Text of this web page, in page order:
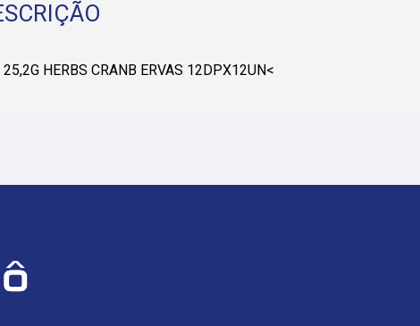
25,2G HERBS CRANB ERVAS 12DPX12UN<